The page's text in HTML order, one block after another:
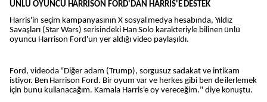
ÜNLÜ OYUNCU HARRİSON FORD'DAN HARRİS'E DESTEK
Harris'in seçim kampanyasının X sosyal medya hesabında, Yıldız
Savaşları (Star Wars) serisindeki Han Solo karakteriyle bilinen ünlü
oyuncu Harrison Ford'un yer aldığı video paylaşıldı.
Ford, videoda "Diğer adam (Trump), sorgusuz sadakat ve intikam
istiyor. Ben Harrison Ford. Bir oyum var ve herkes gibi ben de ilerlemek
için bunu kullanacağım. Kamala Harris'e oy vereceğim." diye konuştu.